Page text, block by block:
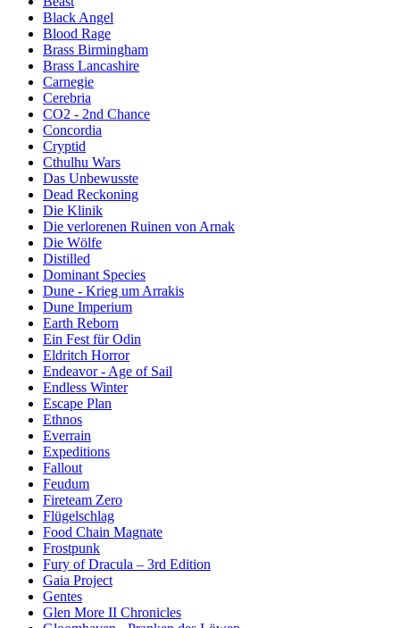
Black Angel
Blood Rage
Brass Birmingham
Brass Lancashire
Carnegie
Cerebria
CO2 - 2nd Chance
Concordia
Cryptid
Cthulhu Wars
Das Unbewusste
Dead Reckoning
Die Klinik
Die verlorenen Ruinen von Arnak
Die Wölfe
Distilled
Dominant Species
Dune - Krieg um Arrakis
Dune Imperium
Earth Reborn
Ein Fest für Odin
Eldritch Horror
Endeavor - Age of Sail
Endless Winter
Escape Plan
Ethnos
Everrain
Expeditions
Fallout
Feudum
Fireteam Zero
Flügelschlag
Food Chain Magnate
Frostpunk
Fury of Dracula – 3rd Edition
Gaia Project
Gentes
Glen More II Chronicles